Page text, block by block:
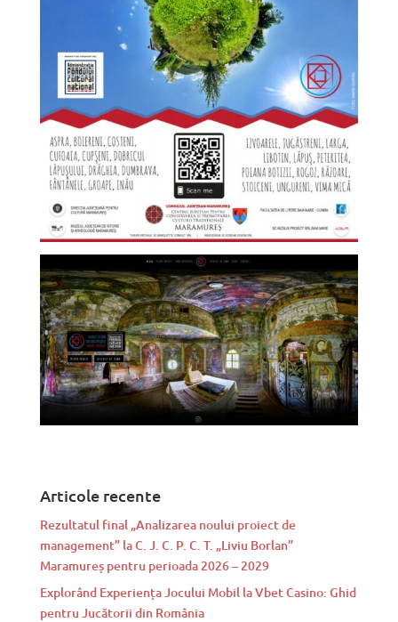
Articole recente
Rezultatul final „Analizarea noului proiect de
management” la C. J. C. P. C. T. „Liviu Borlan”
Maramureș pentru perioada 2026 – 2029
Explorând Experiența Jocului Mobil la Vbet Casino: Ghid
pentru Jucătorii din România